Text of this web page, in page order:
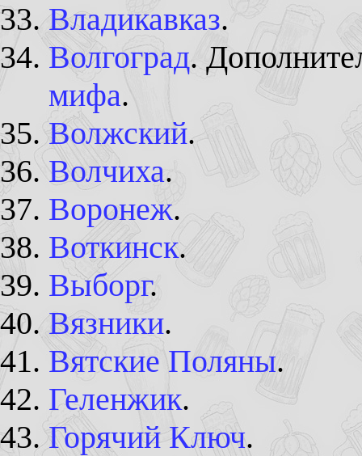
Владикавказ.
Волгоград.
мифа.
Волжский.
Волчиха.
Воронеж.
Воткинск.
Выборг.
Вязники.
Вятские Поляны.
Геленжик.
Горячий Ключ.